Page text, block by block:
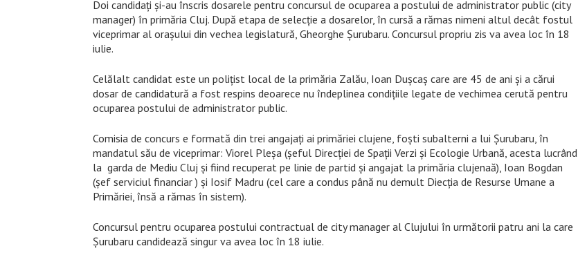
Doi candidați și-au înscris dosarele pentru concursul de ocuparea a postului de administrator public (city
manager) în primăria Cluj. După etapa de selecție a dosarelor, în cursă a rămas nimeni altul decât fostul
viceprimar al orașului din vechea legislatură, Gheorghe Șurubaru. Concursul propriu zis va avea loc în 18
iulie.
Celălalt candidat este un polițist local de la primăria Zalău, Ioan Dușcaș care are 45 de ani și a cărui
dosar de candidatură a fost respins deoarece nu îndeplinea condițiile legate de vechimea cerută pentru
ocuparea postului de administrator public.
Comisia de concurs e formată din trei angajați ai primăriei clujene, foști subalterni a lui Șurubaru, în
mandatul său de viceprimar: Viorel Pleșa (șeful Direcției de Spații Verzi și Ecologie Urbană, acesta lucrând
la garda de Mediu Cluj și fiind recuperat pe linie de partid și angajat la primăria clujenaă), Ioan Bogdan
(șef serviciul financiar ) și Iosif Madru (cel care a condus până nu demult Diecția de Resurse Umane a
Primăriei, însă a rămas în sistem).
Concursul pentru ocuparea postului contractual de city manager al Clujului în următorii patru ani la care
Șurubaru candidează singur va avea loc în 18 iulie.